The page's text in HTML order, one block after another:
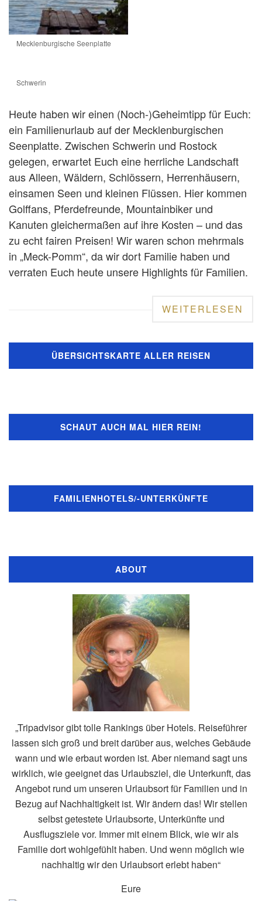
Mecklenburgische Seenplatte
Schwerin
Heute haben wir einen (Noch-)Geheimtipp für Euch:
ein Familienurlaub auf der Mecklenburgischen
Seenplatte. Zwischen Schwerin und Rostock
gelegen, erwartet Euch eine herrliche Landschaft
aus Alleen, Wäldern, Schlössern, Herrenhäusern,
einsamen Seen und kleinen Flüssen. Hier kommen
Golffans, Pferdefreunde, Mountainbiker und
Kanuten gleichermaßen auf ihre Kosten – und das
zu echt fairen Preisen! Wir waren schon mehrmals
in „Meck-Pomm“, da wir dort Familie haben und
verraten Euch heute unsere Highlights für Familien.
WEITERLESEN
ÜBERSICHTSKARTE ALLER REISEN
SCHAUT AUCH MAL HIER REIN!
FAMILIENHOTELS/-UNTERKÜNFTE
ABOUT
„Tripadvisor gibt tolle Rankings über Hotels. Reiseführer
lassen sich groß und breit darüber aus, welches Gebäude
wann und wie erbaut worden ist. Aber niemand sagt uns
wirklich, wie geeignet das Urlaubsziel, die Unterkunft, das
Angebot rund um unseren Urlaubsort für Familien und in
Bezug auf Nachhaltigkeit ist. Wir ändern das! Wir stellen
selbst getestete Urlaubsorte, Unterkünfte und
Ausflugsziele vor. Immer mit einem Blick, wie wir als
Familie dort wohlgefühlt haben. Und wenn möglich wie
nachhaltig wir den Urlaubsort erlebt haben“
Eure